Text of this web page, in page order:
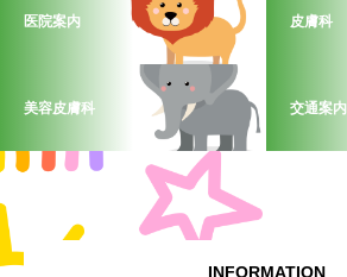
医院案内 皮膚科
美容皮膚科 交通案内
INFORMATION